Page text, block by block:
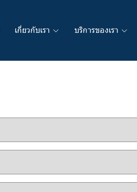
เกี่ยวกับเรา บริการของเรา